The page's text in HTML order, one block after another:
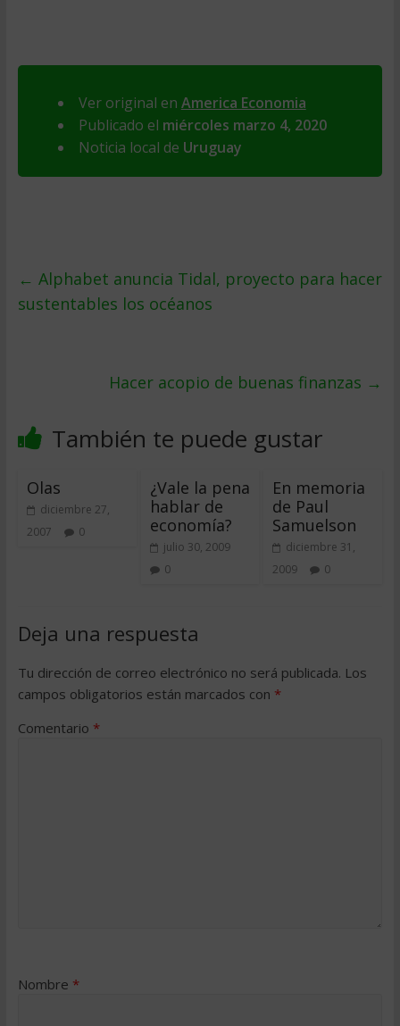
Ver original en America Economia
Publicado el miércoles marzo 4, 2020
Noticia local de Uruguay
← Alphabet anuncia Tidal, proyecto para hacer
sustentables los océanos
Hacer acopio de buenas finanzas →
También te puede gustar
Olas
diciembre 27,
2007
0
¿Vale la pena
hablar de
economía?
julio 30, 2009
0
En memoria
de Paul
Samuelson
diciembre 31,
2009
0
Deja una respuesta
Tu dirección de correo electrónico no será publicada. Los
campos obligatorios están marcados con *
Comentario *
Nombre *